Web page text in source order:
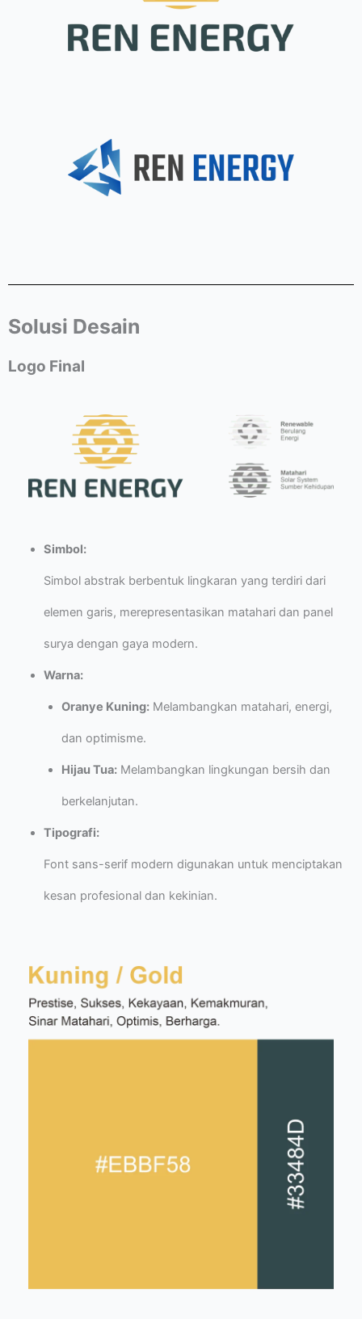
Solusi Desain
Logo Final
Simbol:
Simbol abstrak berbentuk lingkaran yang terdiri dari
elemen garis, merepresentasikan matahari dan panel
surya dengan gaya modern.
Warna:
Oranye Kuning:Melambangkan matahari, energi,
dan optimisme.
Hijau Tua:Melambangkan lingkungan bersih dan
berkelanjutan.
Tipografi:
Font sans-serif modern digunakan untuk menciptakan
kesan profesional dan kekinian.